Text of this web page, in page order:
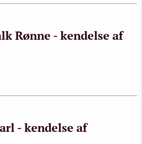
Rønne - kendelse af
- kendelse af